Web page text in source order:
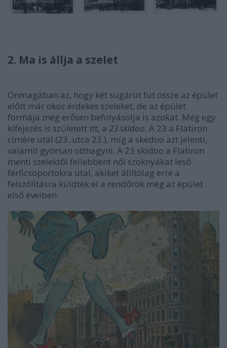
2. Ma is állja a szelet
Önmagában az, hogy két sugárút fut össze az épület
előtt már okoz érdekes szeleket, de az épület
formája még erősen befolyásolja is azokat. Még egy
kifejezés is született itt, a 23 skidoo. A 23 a Flatiron
címére utal (23. utca 23.), míg a skedoo azt jelenti,
valamit gyorsan otthagyni. A 23 skidoo a Flatiron
menti szelektől fellebbent női szoknyákat leső
férficsoportokra utal, akiket állítólag erre a
felszólításra küldtek el a rendőrök még az épület
első éveiben.